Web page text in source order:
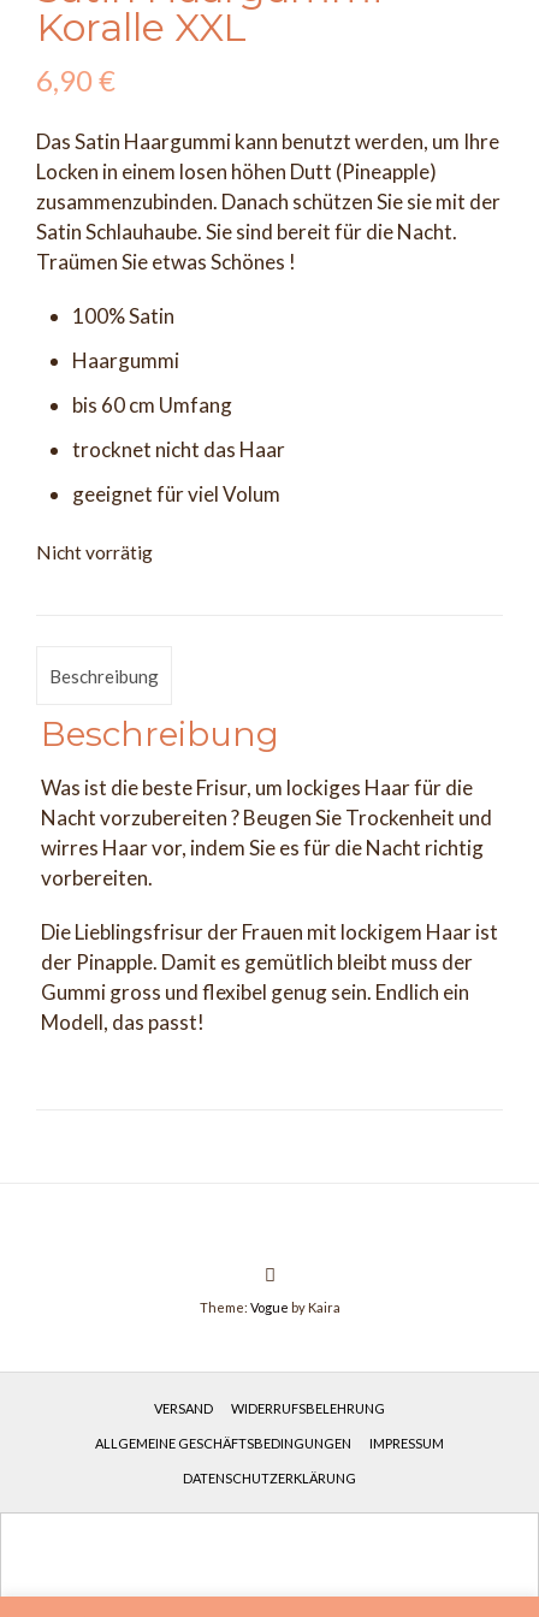
Koralle XXL
6,90€
Das Satin Haargummi kann benutzt werden, um Ihre
Locken in einem losen höhen Dutt (Pineapple)
zusammenzubinden. Danach schützen Sie sie mit der
Satin Schlauhaube. Sie sind bereit für die Nacht.
Traümen Sie etwas Schönes !
100% Satin
Haargummi
bis 60 cm Umfang
trocknet nicht das Haar
geeignet für viel Volum
Nicht vorrätig
Beschreibung
Beschreibung
Was ist die beste Frisur, um lockiges Haar für die
Nacht vorzubereiten ? Beugen Sie Trockenheit und
wirres Haar vor, indem Sie es für die Nacht richtig
vorbereiten.
Die Lieblingsfrisur der Frauen mit lockigem Haar ist
der Pinapple. Damit es gemütlich bleibt muss der
Gummi gross und flexibel genug sein. Endlich ein
Modell, das passt!
Theme: Vogue by Kaira
VERSAND WIDERRUFSBELEHRUNG
ALLGEMEINE GESCHÄFTSBEDINGUNGEN IMPRESSUM
DATENSCHUTZERKLÄRUNG